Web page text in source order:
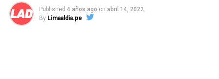
Published 4 años ago on abril 14, 2022
By Limaaldia.pe